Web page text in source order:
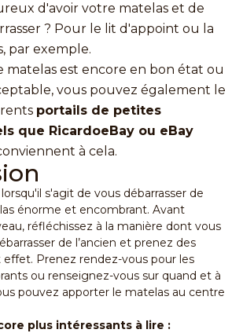
d'avoir votre matelas et de
? Pour le lit d'appoint ou la
par exemple.
matelas est encore en bon état ou
vous pouvez également le
portails de petites
que RicardoeBay ou eBay
à cela.
s'agit de vous débarrasser de
énorme et encombrant. Avant
réfléchissez à la manière dont vous
de l’ancien et prenez des
effet. Prenez rendez-vous pour les
ou renseignez-vous sur quand et à
pouvez apporter le matelas au centre
plus intéressants à lire :